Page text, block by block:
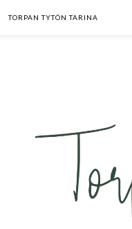
TORPAN TYTÖN TARINA